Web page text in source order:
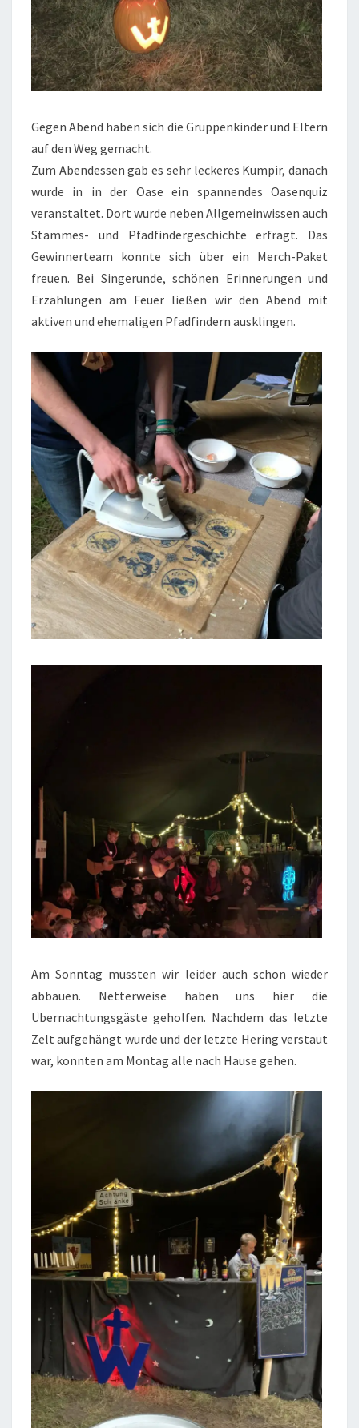
Gegen Abend haben sich die Gruppenkinder und Eltern
auf den Weg gemacht.
Zum Abendessen gab es sehr leckeres Kumpir, danach
wurde in in der Oase ein spannendes Oasenquiz
veranstaltet. Dort wurde neben Allgemeinwissen auch
Stammes- und Pfadfindergeschichte erfragt. Das
Gewinnerteam konnte sich über ein Merch-Paket
freuen. Bei Singerunde, schönen Erinnerungen und
Erzählungen am Feuer ließen wir den Abend mit
aktiven und ehemaligen Pfadfindern ausklingen.
Am Sonntag mussten wir leider auch schon wieder
abbauen. Netterweise haben uns hier die
Übernachtungsgäste geholfen. Nachdem das letzte
Zelt aufgehängt wurde und der letzte Hering verstaut
war, konnten am Montag alle nach Hause gehen.